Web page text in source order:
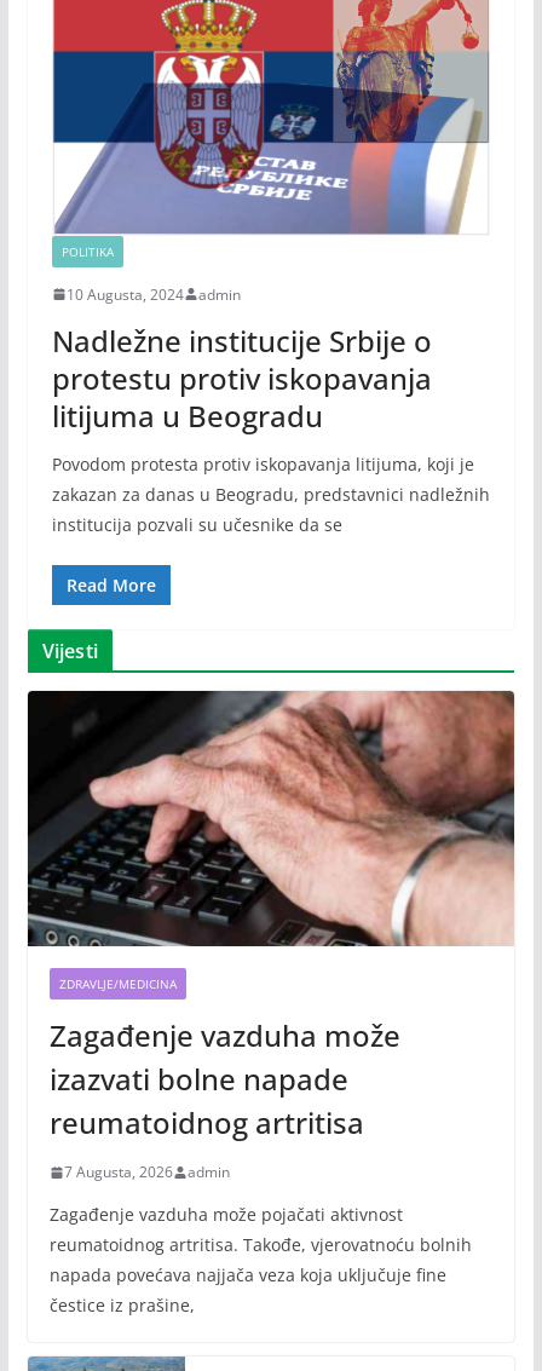
POLITIKA
10 Augusta, 2024 admin
Nadležne institucije Srbije o
protestu protiv iskopavanja
litijuma u Beogradu
Povodom protesta protiv iskopavanja litijuma, koji je
zakazan za danas u Beogradu, predstavnici nadležnih
institucija pozvali su učesnike da se
Read More
Vijesti
ZDRAVLJE/MEDICINA
Zagađenje vazduha može
izazvati bolne napade
reumatoidnog artritisa
7 Augusta, 2026 admin
Zagađenje vazduha može pojačati aktivnost
reumatoidnog artritisa. Takođe, vjerovatnoću bolnih
napada povećava najjača veza koja uključuje fine
čestice iz prašine,